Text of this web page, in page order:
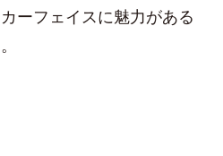
ーフェイスに魅力がある